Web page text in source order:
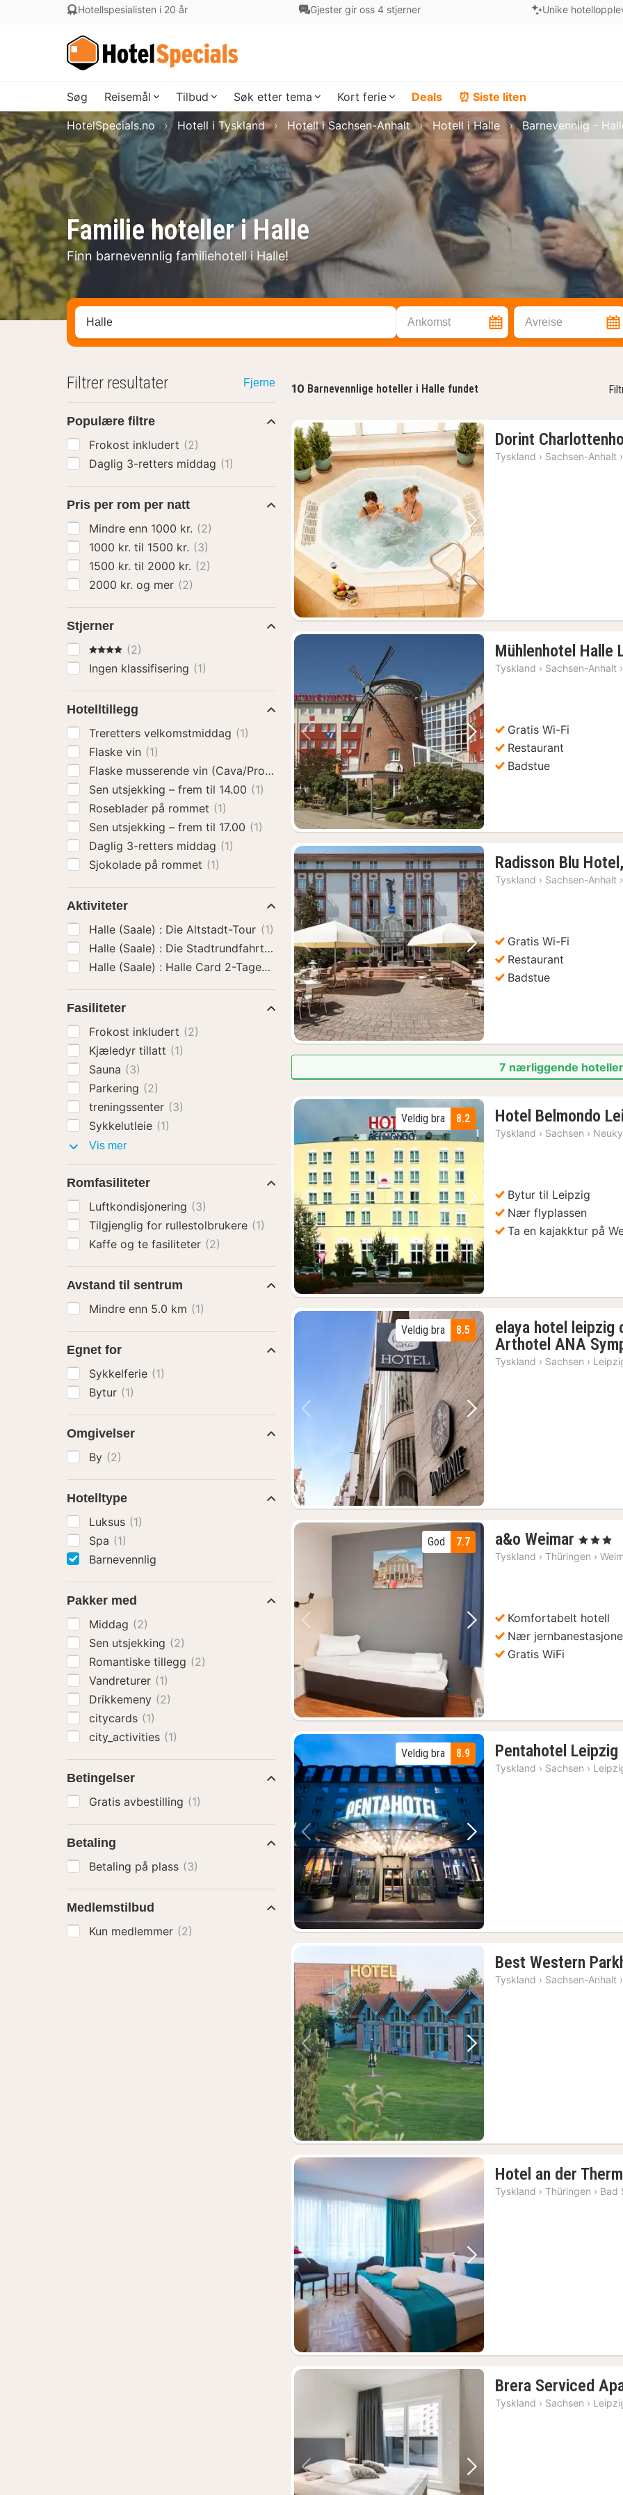
Hotellspesialisten i 20 år Gjester gir oss 4 stjerner Unike
Søg Reisemål Tilbud Søk etter tema Kort ferie Deals ⏰ Siste liten
Familie hoteller i Halle
Finn barnevennlig familiehotell i Halle!
HotelSpecials.no Hotell i Tyskland Hotell i Sachsen-Anhalt Hotell i Halle Barnevennlig -
Søk hotell, region eller by Ankomst Avreise
10 Barnevennlige hoteller i Halle fundet
Forrige bilde Neste bilde
Dorint
Tyskland › Sachsen-Anhalt ›
Forrige bilde Neste bilde
Mühlenhotel Halle
Tyskland › Sachsen-Anhalt ›
Gratis Wi-Fi
Restaurant
Badstue
Forrige bilde Neste bilde
Radisson Blu
Tyskland › Sachsen-Anhalt ›
Gratis Wi-Fi
Restaurant
Badstue
7 nærliggende
Forrige bilde Neste bilde
8.2
Veldig bra Hotel Belmondo
Tyskland › Sachsen ›
Bytur til Leipzig
Nær flyplassen
Ta en kajakktur på
Forrige bilde Neste bilde
8.5
Veldig bra
elaya hotel leipzig
Arthotel ANA
Tyskland › Sachsen ›
Forrige bilde Neste bilde
7.7
God a&o Weimar 2
netter
, 3 Stjerner
Tyskland › Thüringen ›
Komfortabelt hotell
Nær
Gratis WiFi
Forrige bilde Neste bilde
8.9
Veldig bra Pentahotel Leipzig
Tyskland › Sachsen ›
Forrige bilde Neste bilde
Best Western
Tyskland › Sachsen-Anhalt ›
Forrige bilde Neste bilde
Hotel an der
Tyskland › Thüringen › Bad
Forrige bilde Neste bilde
Brera Serviced
Tyskland › Sachsen ›
Filtrer resultater Fjerne
Populære filtre
Frokost inkludert (2)
Daglig 3-retters middag (1)
Pris per rom per natt
Mindre enn 1000 kr. (2)
1000 kr. til 1500 kr. (3)
1500 kr. til 2000 kr. (2)
2000 kr. og mer (2)
Stjerner
4 Stjerner
(2)
Ingen klassifisering (1)
Hotelltillegg
Treretters velkomstmiddag (1)
Flaske vin (1)
Flaske musserende vin (Cava/Prosecco)(1)
Sen utsjekking – frem til 14.00 (1)
Roseblader på rommet (1)
Sen utsjekking – frem til 17.00 (1)
Daglig 3-retters middag (1)
Sjokolade på rommet (1)
Aktiviteter
Halle (Saale) : Die Altstadt-Tour (1)
Halle (Saale) : Die Stadtrundfahrt mit dem Halle-Hopper(1)
Halle (Saale) : Halle Card 2-Tages-Billett(1)
Fasiliteter
Frokost inkludert (2)
Kjæledyr tillatt (1)
Sauna (3)
Parkering (2)
treningssenter (3)
Sykkelutleie (1)
Vis merFasiliteter
Romfasiliteter
Luftkondisjonering (3)
Tilgjenglig for rullestolbrukere (1)
Kaffe og te fasiliteter (2)
Avstand til sentrum
Mindre enn 5.0 km (1)
Egnet for
Sykkelferie (1)
Bytur (1)
Omgivelser
By (2)
Hotelltype
Luksus (1)
Spa (1)
Barnevennlig
Pakker med
Middag (2)
Sen utsjekking (2)
Romantiske tillegg (2)
Vandreturer (1)
Drikkemeny (2)
citycards (1)
city_activities (1)
Betingelser
Gratis avbestilling (1)
Betaling
Betaling på plass (3)
Medlemstilbud
Kun medlemmer (2)